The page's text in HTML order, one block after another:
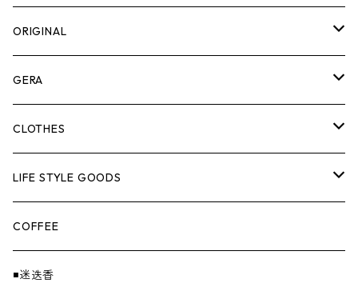
ORIGINAL
ASOMATOUS
HANGBURGER（ハングバーガー）
EX-GATE（エクスゲート）
COLLABORATION
UNITIUM.
THE UNFORM STORE オリジナル
GERA
ランタン＆ライト
クッカー＆カトラリー
バーナー
焚火
CLOTHES
TOPS
PANTS
CAP
LIFE STYLE GOODS
ステッカー
COFFEE
◾️迷迭香